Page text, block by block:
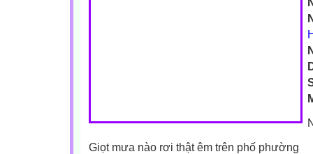
Giọt mưa nào rơi thật êm trên phố phường